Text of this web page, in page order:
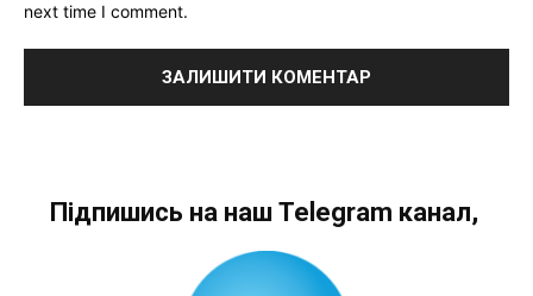
next time I comment.
Підпишись на наш Telegram канал,